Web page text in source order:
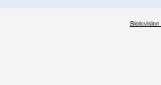
Biolovision